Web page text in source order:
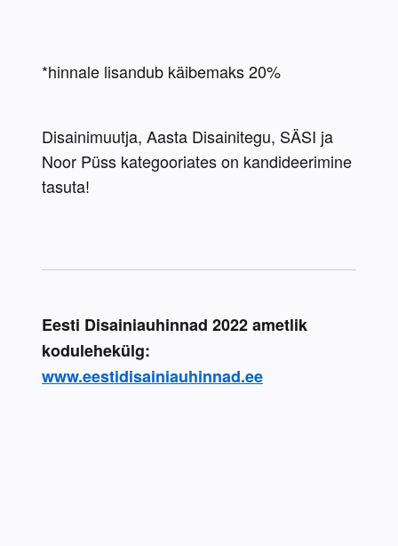
*hinnale lisandub käibemaks 20%
Disainimuutja, Aasta Disainitegu, SÄSI ja
Noor Püss kategooriates on kandideerimine
tasuta!
Eesti Disainiauhinnad 2022 ametlik
kodulehekülg:
www.eestidisainiauhinnad.ee